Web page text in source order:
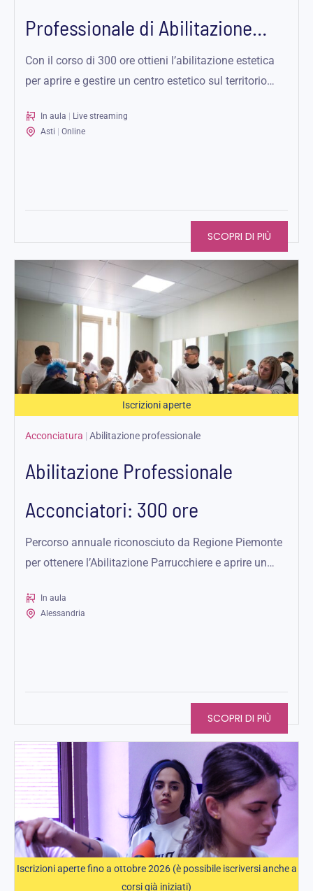
Professionale di Abilitazione
Estetista ad Asti –...
Con il corso di 300 ore ottieni l’abilitazione estetica
per aprire e gestire un centro estetico sul territorio
In aula | Live streaming
Asti | Online
SCOPRI DI PIÙ
Iscrizioni aperte
Acconciatura | Abilitazione professionale
Abilitazione Professionale
Acconciatori: 300 ore
Percorso annuale riconosciuto da Regione Piemonte
per ottenere l’Abilitazione Parrucchiere e aprire un
In aula
Alessandria
SCOPRI DI PIÙ
Iscrizioni aperte fino a ottobre 2026 (è possibile iscriversi anche a
corsi già iniziati)